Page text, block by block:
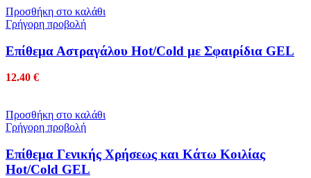
Προσθήκη στο καλάθι
Γρήγορη προβολή
Επίθεμα Αστραγάλου Hot/Cold με Σφαιρίδια GEL
12.40 €
Προσθήκη στο καλάθι
Γρήγορη προβολή
Επίθεμα Γενικής Χρήσεως και Κάτω Κοιλίας
Hot/Cold GEL